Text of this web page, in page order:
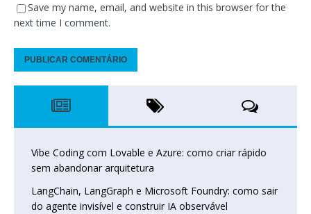
Save my name, email, and website in this browser for the
next time I comment.
Vibe Coding com Lovable e Azure: como criar rápido
sem abandonar arquitetura
LangChain, LangGraph e Microsoft Foundry: como sair
do agente invisível e construir IA observável